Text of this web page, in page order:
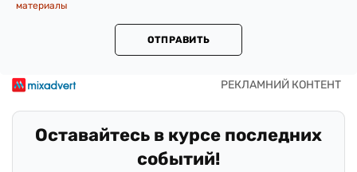
материалы
ОТПРАВИТЬ
Оставайтесь в курсе последних
событий!